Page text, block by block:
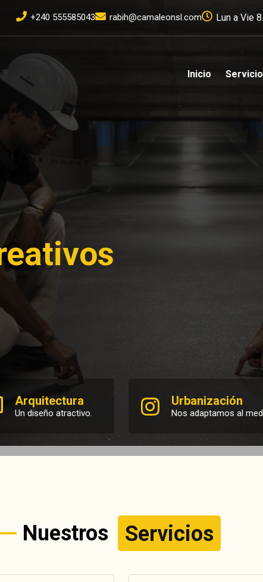
+240 555585043 rabih@camaleonsl.com Lun a Vie
Inicio
Arquitectura
Un diseño atractivo.
Urbanización
Nos adaptamos al
Nuestros Servicios